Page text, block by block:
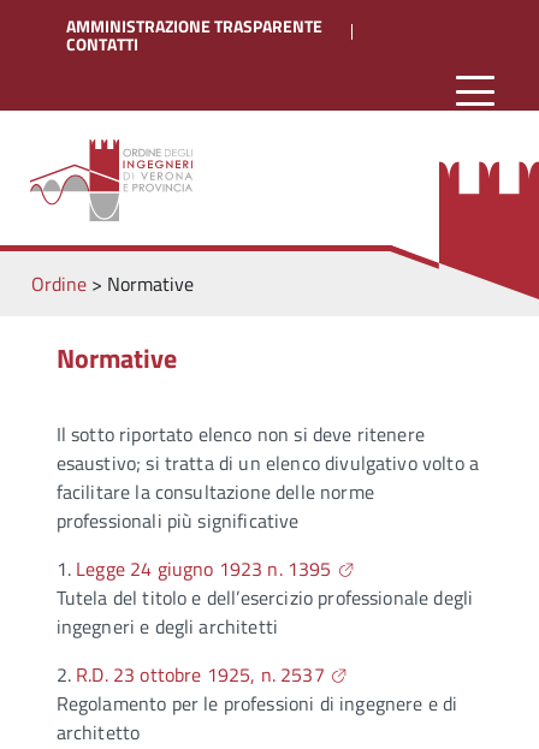
AMMINISTRAZIONE TRASPARENTE
CONTATTI
Ordine> Normative
Normative
Il sotto riportato elenco non si deve ritenere
esaustivo; si tratta di un elenco divulgativo volto a
facilitare la consultazione delle norme
professionali più significative
1. Legge 24 giugno 1923 n. 1395
Tutela del titolo e dell’esercizio professionale degli
ingegneri e degli architetti
2. R.D. 23 ottobre 1925, n. 2537
Regolamento per le professioni di ingegnere e di
architetto